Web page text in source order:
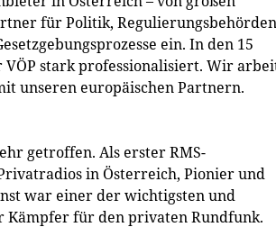
für Politik, Regulierungsbehörden
ein. In den 15
VÖP stark professionalisiert. Wir
unseren europäischen Partnern.
getroffen. Als erster RMS-
in Österreich, Pionier und
war einer der wichtigsten und
für den privaten Rundfunk.